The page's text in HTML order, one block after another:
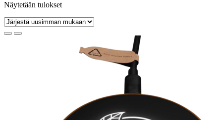
Näytetään tulokset